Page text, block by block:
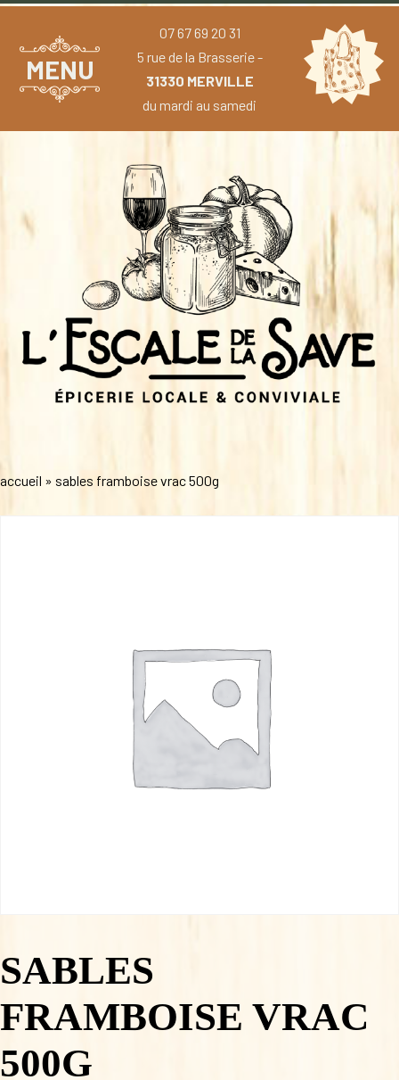
MENU
07 67 69 20 31
5 rue de la Brasserie -
31330 MERVILLE
du mardi au samedi
accueil » sables framboise vrac 500g
SABLES
FRAMBOISE VRAC
500G